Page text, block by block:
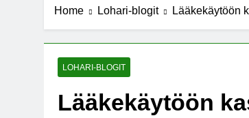
Home Lohari-blogit Lääkekäytöön
LOHARI-BLOGIT
Lääkekäytöön